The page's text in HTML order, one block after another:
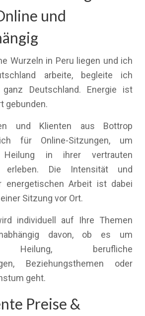
und
Wurzeln in Peru liegen und ich
arbeite, begleite ich
Deutschland. Energie ist
gebunden.
und Klienten aus Bottrop
für Online-Sitzungen, um
Heilung in ihrer vertrauten
erleben. Die Intensität und
energetischen Arbeit ist dabei
Sitzung vor Ort.
individuell auf Ihre Themen
davon, ob es um
Heilung, berufliche
Beziehungsthemen oder
geht.
Preise &